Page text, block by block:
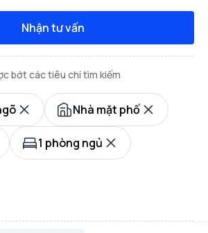
Nhận tư vấn
bớt các tiêu chí tìm kiếm
Nhà mặt phố
1 phòng ngủ